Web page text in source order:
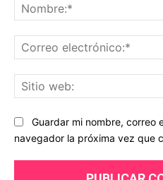
Guardar mi nombre, correo
navegador la próxima vez que